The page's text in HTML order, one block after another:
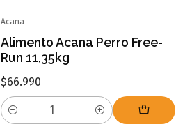
Acana
Alimento Acana Perro Free-
Run 11,35kg
$66.990
Cantidad